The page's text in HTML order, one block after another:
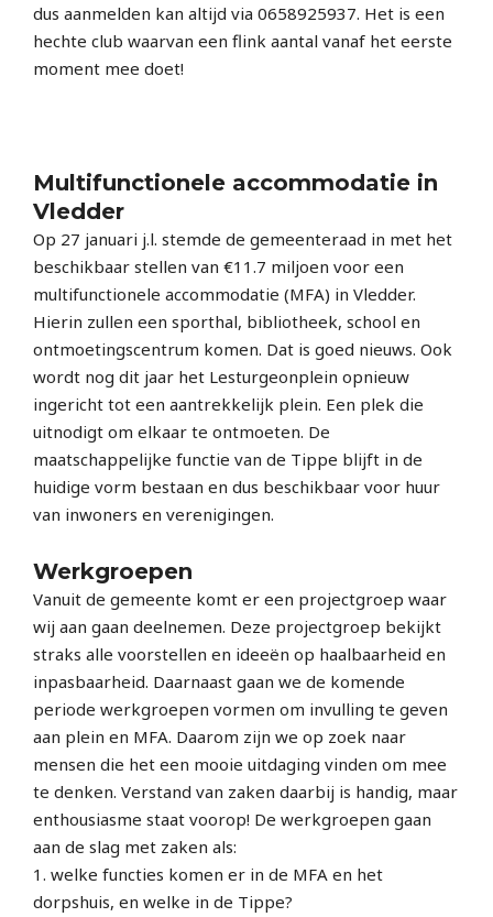
dus aanmelden kan altijd via 0658925937. Het is een
hechte club waarvan een flink aantal vanaf het eerste
moment mee doet!
Multifunctionele accommodatie in
Vledder
Op 27 januari j.l. stemde de gemeenteraad in met het
beschikbaar stellen van €11.7 miljoen voor een
multifunctionele accommodatie (MFA) in Vledder.
Hierin zullen een sporthal, bibliotheek, school en
ontmoetingscentrum komen. Dat is goed nieuws. Ook
wordt nog dit jaar het Lesturgeonplein opnieuw
ingericht tot een aantrekkelijk plein. Een plek die
uitnodigt om elkaar te ontmoeten. De
maatschappelijke functie van de Tippe blijft in de
huidige vorm bestaan en dus beschikbaar voor huur
van inwoners en verenigingen.
Werkgroepen
Vanuit de gemeente komt er een projectgroep waar
wij aan gaan deelnemen. Deze projectgroep bekijkt
straks alle voorstellen en ideeën op haalbaarheid en
inpasbaarheid. Daarnaast gaan we de komende
periode werkgroepen vormen om invulling te geven
aan plein en MFA. Daarom zijn we op zoek naar
mensen die het een mooie uitdaging vinden om mee
te denken. Verstand van zaken daarbij is handig, maar
enthousiasme staat voorop! De werkgroepen gaan
aan de slag met zaken als:
1. welke functies komen er in de MFA en het
dorpshuis, en welke in de Tippe?